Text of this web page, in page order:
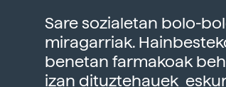
Sare sozialetan bolo-
miragarriak.
benetan farmakoak
izan dituztehauek